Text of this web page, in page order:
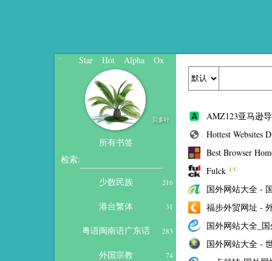
Star Hot Alpha Ox
贝多叶
所有书签
检索:
少数民族
216
港台繁体 31
粤语闽南语广东话 283
外国宗教 74
AMZ123亚马逊
Hottest Websites
Best Browser
Fulck 1℃
国外网站大全 -
福步外贸网址 -
国外网站大全_
国外网站大全 -